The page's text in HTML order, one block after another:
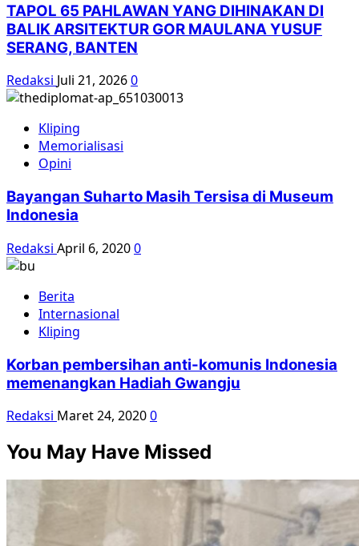
TAPOL 65 PAHLAWAN YANG DIHINAKAN DI
BALIK ARSITEKTUR GOR MAULANA YUSUF
SERANG, BANTEN
Redaksi Juli 21, 20260
Kliping
Memorialisasi
Opini
Bayangan Suharto Masih Tersisa di Museum
Indonesia
Redaksi April 6, 20200
Berita
Internasional
Kliping
Korban pembersihan anti-komunis Indonesia
memenangkan Hadiah Gwangju
Redaksi Maret 24, 20200
You May Have Missed